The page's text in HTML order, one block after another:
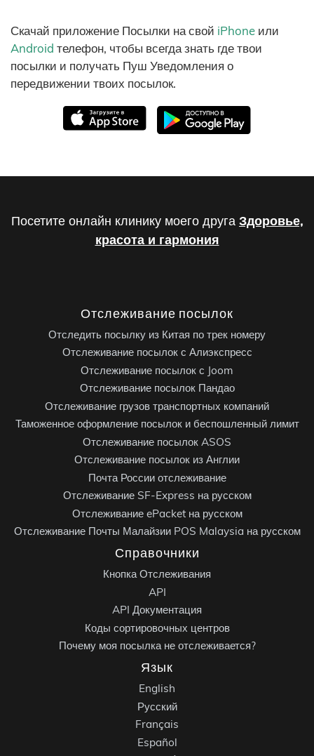
Скачай приложение Посылки на свой iPhone или
Android телефон, чтобы всегда знать где твои
посылки и получать Пуш Уведомления о
передвижении твоих посылок.
Посетите онлайн клинику моего друга Здоровье,
красота и гармония
Отслеживание посылок
Отследить посылку из Китая по трек номеру
Отслеживание посылок с Алиэкспресс
Отслеживание посылок с Joom
Отслеживание посылок Пандао
Отслеживание грузов транспортных компаний
Таможенное оформление посылок и беспошленный лимит
Отслеживание посылок ASOS
Отслеживание посылок из Англии
Почта России отслеживание
Отслеживание SF-Express на русском
Отслеживание ePacket на русском
Отслеживание Почты Малайзии POS Malaysia на русском
Справочники
Кнопка Отслеживания
API
API Документация
Коды сортировочных центров
Почему моя посылка не отслеживается?
Язык
English
Русский
Français
Español